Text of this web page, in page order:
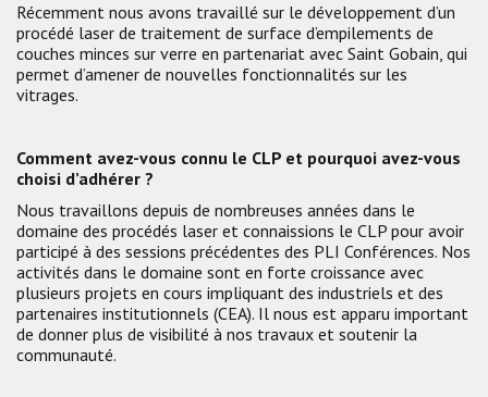
Récemment nous avons travaillé sur le développement d’un
procédé laser de traitement de surface d’empilements de
couches minces sur verre en partenariat avec Saint Gobain, qui
permet d’amener de nouvelles fonctionnalités sur les
vitrages.
Comment avez-vous connu le CLP et pourquoi avez-vous
choisi d’adhérer ?
Nous travaillons depuis de nombreuses années dans le
domaine des procédés laser et connaissions le CLP pour avoir
participé à des sessions précédentes des PLI Conférences. Nos
activités dans le domaine sont en forte croissance avec
plusieurs projets en cours impliquant des industriels et des
partenaires institutionnels (CEA). Il nous est apparu important
de donner plus de visibilité à nos travaux et soutenir la
communauté.